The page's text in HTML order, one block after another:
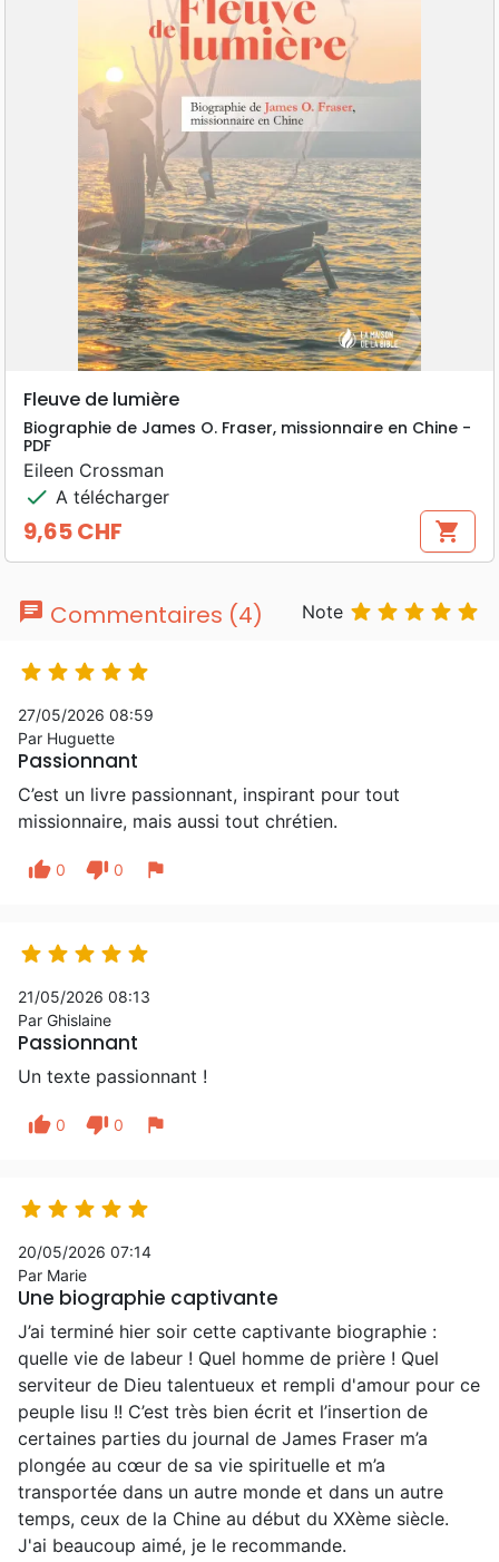
Fleuve de lumière
Biographie de James O. Fraser, missionnaire en Chine -
PDF
Eileen Crossman
check A télécharger
Prix
9,65 CHF shopping_cart
chat Commentaires (4) Note     
    
27/05/2026 08:59
Par Huguette
Passionnant
C’est un livre passionnant, inspirant pour tout
missionnaire, mais aussi tout chrétien.
thumb_up 0 thumb_down 0 flag
    
21/05/2026 08:13
Par Ghislaine
Passionnant
Un texte passionnant !
thumb_up 0 thumb_down 0 flag
    
20/05/2026 07:14
Par Marie
Une biographie captivante
J’ai terminé hier soir cette captivante biographie :
quelle vie de labeur ! Quel homme de prière ! Quel
serviteur de Dieu talentueux et rempli d'amour pour ce
peuple lisu !! C’est très bien écrit et l’insertion de
certaines parties du journal de James Fraser m’a
plongée au cœur de sa vie spirituelle et m’a
transportée dans un autre monde et dans un autre
temps, ceux de la Chine au début du XXème siècle.
J'ai beaucoup aimé, je le recommande.